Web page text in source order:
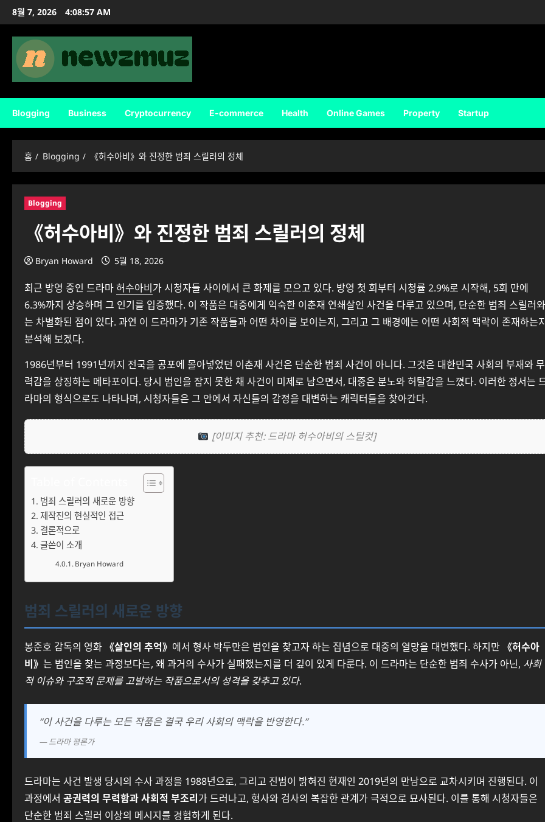
8월 7, 2026 4:08:58 AM
Blogging Business Cryptocurrency E-commerce Health Online Games Property Startup
홈 Blogging 《허수아비》와 진정한 범죄 스릴러의 정체
Blogging
《허수아비》와 진정한 범죄 스릴러의 정체
Bryan Howard 5월 18, 2026
최근 방영 중인 드라마허수아비가 시청자들 사이에서 큰 화제를 모으고 있다. 방영 첫 회부터 시청률 2.9%로 시작해, 5회 만에
6.3%까지 상승하며 그 인기를 입증했다. 이 작품은 대중에게 익숙한 이춘재 연쇄살인 사건을 다루고 있으며, 단순한 범죄 스릴러와
는 차별화된 점이 있다. 과연 이 드라마가 기존 작품들과 어떤 차이를 보이는지, 그리고 그 배경에는 어떤 사회적 맥락이 존재하는
분석해 보겠다.
1986년부터 1991년까지 전국을 공포에 몰아넣었던 이춘재 사건은 단순한 범죄 사건이 아니다. 그것은 대한민국 사회의 부재와 무
력감을 상징하는 메타포이다. 당시 범인을 잡지 못한 채 사건이 미제로 남으면서, 대중은 분노와 허탈감을 느꼈다. 이러한 정서는
라마의 형식으로도 나타나며, 시청자들은 그 안에서 자신들의 감정을 대변하는 캐릭터들을 찾아간다.
[이미지 추천: 드라마 허수아비의 스틸컷]
범죄 스릴러의 새로운 방향
제작진의 현실적인 접근
결론적으로
글쓴이 소개
Bryan Howard
범죄 스릴러의 새로운 방향
봉준호 감독의 영화 《살인의 추억》 에서 형사 박두만은 범인을 찾고자 하는 집념으로 대중의 열망을 대변했다. 하지만 《허수아
비》 는 범인을 찾는 과정보다는, 왜 과거의 수사가 실패했는지를 더 깊이 있게 다룬다. 이 드라마는 단순한 범죄 수사가 아닌, 사회
적 이슈와 구조적 문제를 고발하는 작품으로서의 성격을 갖추고 있다.
“이 사건을 다루는 모든 작품은 결국 우리 사회의 맥락을 반영한다.”
— 드라마 평론가
드라마는 사건 발생 당시의 수사 과정을 1988년으로, 그리고 진범이 밝혀진 현재인 2019년의 만남으로 교차시키며 진행된다. 이
과정에서 공권력의 무력함과 사회적 부조리가 드러나고, 형사와 검사의 복잡한 관계가 극적으로 묘사된다. 이를 통해 시청자들은
단순한 범죄 스릴러 이상의 메시지를 경험하게 된다.